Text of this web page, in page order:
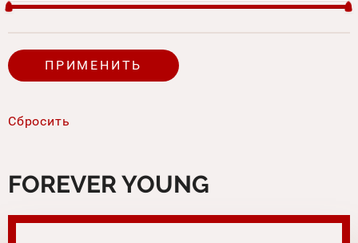
FOREVER YOUNG